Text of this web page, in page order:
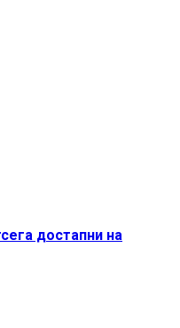
достапни на